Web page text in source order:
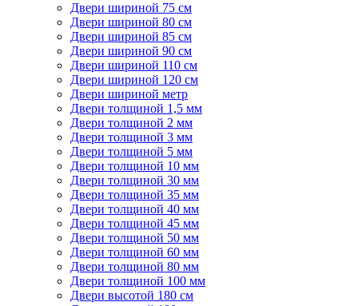
Двери шириной 75 см
Двери шириной 80 см
Двери шириной 85 см
Двери шириной 90 см
Двери шириной 110 см
Двери шириной 120 см
Двери шириной метр
Двери толщиной 1,5 мм
Двери толщиной 2 мм
Двери толщиной 3 мм
Двери толщиной 5 мм
Двери толщиной 10 мм
Двери толщиной 30 мм
Двери толщиной 35 мм
Двери толщиной 40 мм
Двери толщиной 45 мм
Двери толщиной 50 мм
Двери толщиной 60 мм
Двери толщиной 80 мм
Двери толщиной 100 мм
Двери высотой 180 см